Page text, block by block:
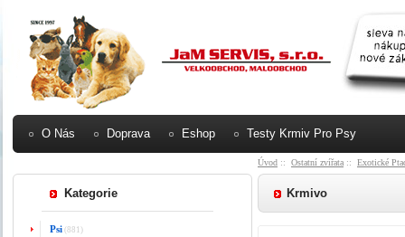
O Nás Doprava Eshop Testy Krmiv Pro Psy
Kategorie
Psi (881)
Úvod :: Ostatní zvířata :: Exotické
Krmivo